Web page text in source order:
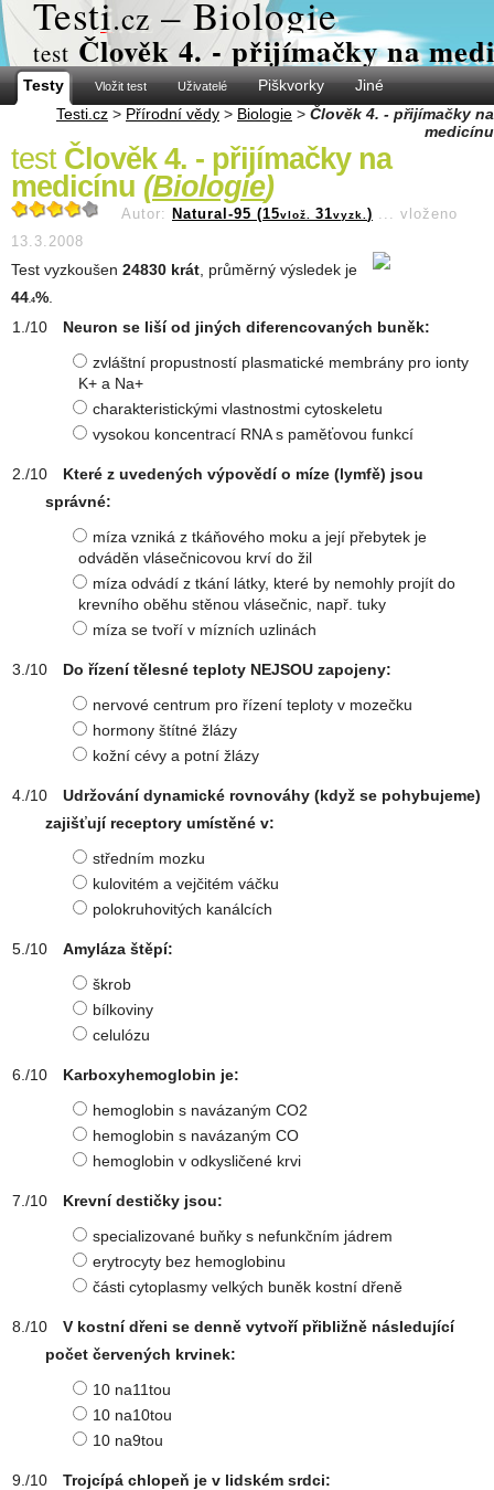
Testi.cz – Biologie
test Člověk 4. - přijímačky na
Testy Vložit test Uživatelé Piškvorky
Jiné
Testi.cz > Přírodní vědy > Biologie > Člověk 4. - přijímačky na
medicínu
test Člověk 4. - přijímačky na
medicínu (Biologie)
Autor: Natural-95 (15vlož. 31vyzk. ) ... vloženo
13.3.2008
Test vyzkoušen 24830 krát , průměrný výsledek je
44 .4%
Neuron se liší od jiných diferencovaných buněk:
zvláštní propustností plasmatické membrány pro ionty
K+ a Na+
charakteristickými vlastnostmi cytoskeletu
vysokou koncentrací RNA s paměťovou funkcí
Které z uvedených výpovědí o míze (lymfě) jsou
správné:
míza vzniká z tkáňového moku a její přebytek je
odváděn vlásečnicovou krví do žil
míza odvádí z tkání látky, které by nemohly projít do
krevního oběhu stěnou vlásečnic, např. tuky
míza se tvoří v mízních uzlinách
Do řízení tělesné teploty NEJSOU zapojeny:
nervové centrum pro řízení teploty v mozečku
hormony štítné žlázy
kožní cévy a potní žlázy
Udržování dynamické rovnováhy (když se pohybujeme)
zajišťují receptory umístěné v:
středním mozku
kulovitém a vejčitém váčku
polokruhovitých kanálcích
Amyláza štěpí:
škrob
bílkoviny
celulózu
Karboxyhemoglobin je:
hemoglobin s navázaným CO2
hemoglobin s navázaným CO
hemoglobin v odkysličené krvi
Krevní destičky jsou:
specializované buňky s nefunkčním jádrem
erytrocyty bez hemoglobinu
části cytoplasmy velkých buněk kostní dřeně
V kostní dřeni se denně vytvoří přibližně následující
počet červených krvinek:
10 na11tou
10 na10tou
10 na9tou
Trojcípá chlopeň je v lidském srdci: